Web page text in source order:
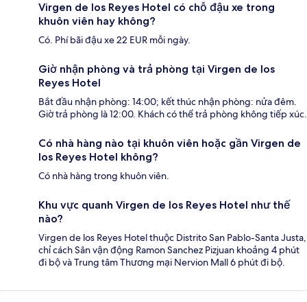
Virgen de los Reyes Hotel có chỗ đậu xe trong
khuôn viên hay không?
Có. Phí bãi đậu xe 22 EUR mỗi ngày.
Giờ nhận phòng và trả phòng tại Virgen de los
Reyes Hotel
Bắt đầu nhận phòng: 14:00; kết thúc nhận phòng: nửa đêm.
Giờ trả phòng là 12:00. Khách có thể trả phòng không tiếp xúc.
Có nhà hàng nào tại khuôn viên hoặc gần Virgen de
los Reyes Hotel không?
Có nhà hàng trong khuôn viên.
Khu vực quanh Virgen de los Reyes Hotel như thế
nào?
Virgen de los Reyes Hotel thuộc Distrito San Pablo-Santa Justa,
chỉ cách Sân vận động Ramon Sanchez Pizjuan khoảng 4 phút
đi bộ và Trung tâm Thương mại Nervion Mall 6 phút đi bộ.